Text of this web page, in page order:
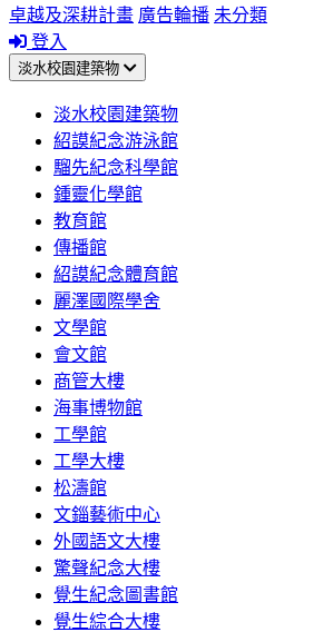
卓越及深耕計畫 廣告輪播 未分類
登入
淡水校園建築物
淡水校園建築物
紹謨紀念游泳館
騮先紀念科學館
鍾靈化學館
教育館
傳播館
紹謨紀念體育館
麗澤國際學舍
文學館
會文館
商管大樓
海事博物館
工學館
工學大樓
松濤館
文錙藝術中心
外國語文大樓
驚聲紀念大樓
覺生紀念圖書館
覺生綜合大樓